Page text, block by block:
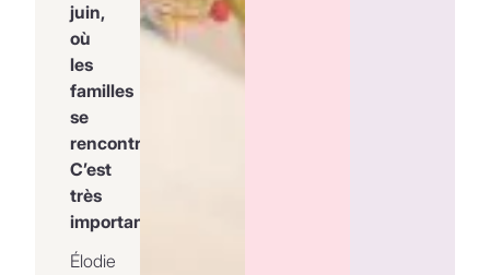
juin,
où
les
familles
se
rencontrent.
C’est
très
important.
Élodie